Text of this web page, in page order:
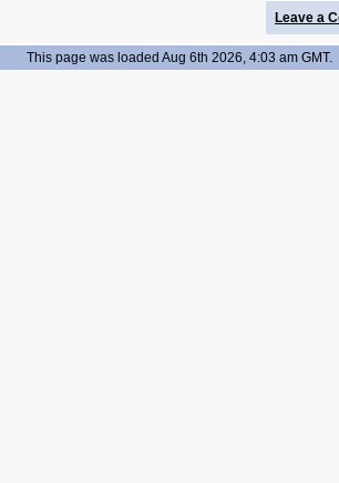
Leave a
This page was loaded Aug 6th 2026, 4:03 am GMT.